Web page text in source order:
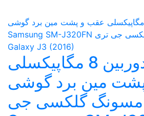
ماژول دوربین 8 مگاپیکسلی
مین برد گوشی
گلکسی جی